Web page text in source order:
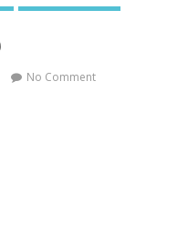
No Comment